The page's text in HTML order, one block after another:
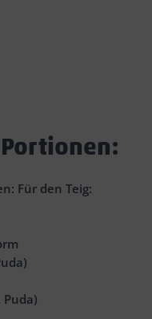
Für den Teig:
Puda)